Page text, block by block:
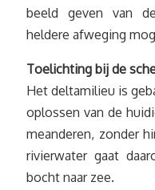
beeld geven van
heldere afweging
Toelichting bij de
Het deltamilieu is
oplossen van de
meanderen, zonder
rivierwater gaat
bocht naar zee.